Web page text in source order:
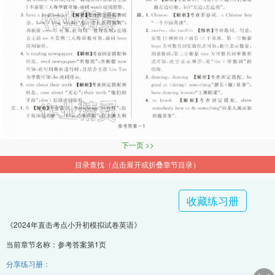
下一页 >>
目录查找（点击展开或折叠章节目录）
收藏练习册
《2024年直击考点小升初模拟试卷英语》
当前章节名称：参考答案第1页
分享练习册：